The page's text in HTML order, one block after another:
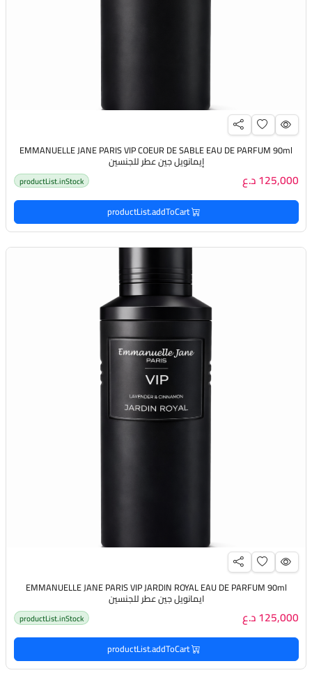
EMMANUELLE JANE PARIS VIP COEUR DE SABLE EAU DE PARFUM 90ml
إيمانويل جين عطر للجنسين
125,000 د.ع productList.inStock
productList.addToCart
EMMANUELLE JANE PARIS VIP JARDIN ROYAL EAU DE PARFUM 90ml
ايمانويل جين عطر للجنسين
125,000 د.ع productList.inStock
productList.addToCart